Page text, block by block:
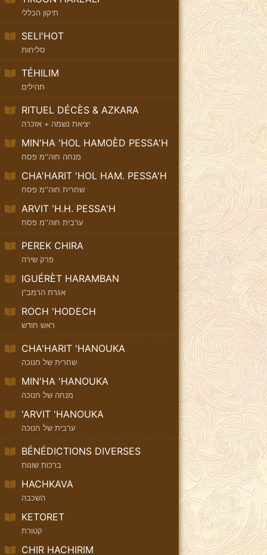
תיקון הכללי
SELI'HOT
סליחות
TÉHILIM
תהילים
RITUEL DÉCÈS & AZKARA
יציאת נשמה + אזכרה
MIN'HA 'HOL HAMOÈD PESSA'H
מנחה חוה''מ פסח
CHA'HARIT 'HOL HAM. PESSA'H
שחרית חוה''מ פסח
ARVIT 'H.H. PESSA'H
ערבית חוה''מ פסח
PEREK CHIRA
פרק שירה
IGUÉRÈT HARAMBAN
אגרת הרמב"ן
ROCH 'HODECH
ראש חודש
CHA'HARIT 'HANOUKA
שחרית של חנוכה
MIN'HA 'HANOUKA
מנחה של חנוכה
'ARVIT 'HANOUKA
ערבית של חנוכה
BÉNÉDICTIONS DIVERSES
ברכות שונות
HACHKAVA
השכבה
KETORET
קטורת
CHIR HACHIRIM